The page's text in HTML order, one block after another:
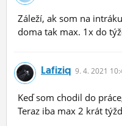
Záleží, ak som na
doma tak max. 1x do
Lafiziq 9. 4. 2021
Keď som chodil do
Teraz iba max 2 krát